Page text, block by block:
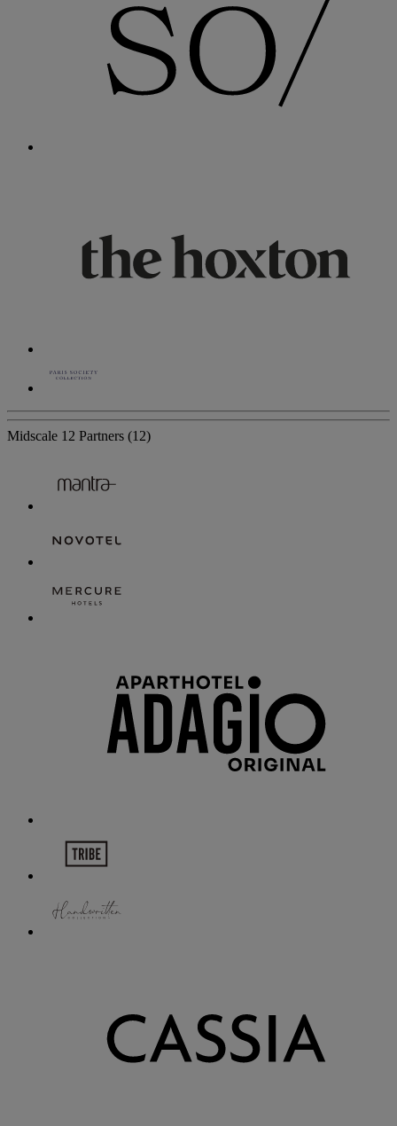
Midscale 12 Partners (12)